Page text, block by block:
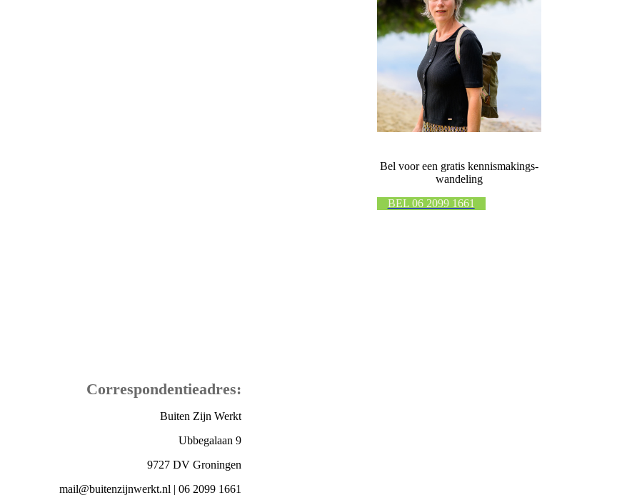
Correspondentieadres:
Buiten Zijn Werkt
Ubbegalaan 9
9727 DV Groningen
mail@buitenzijnwerkt.nl | 06 2099 1661
Bel voor een gratis kennismakings-
wandeling
BEL 06 2099 1661